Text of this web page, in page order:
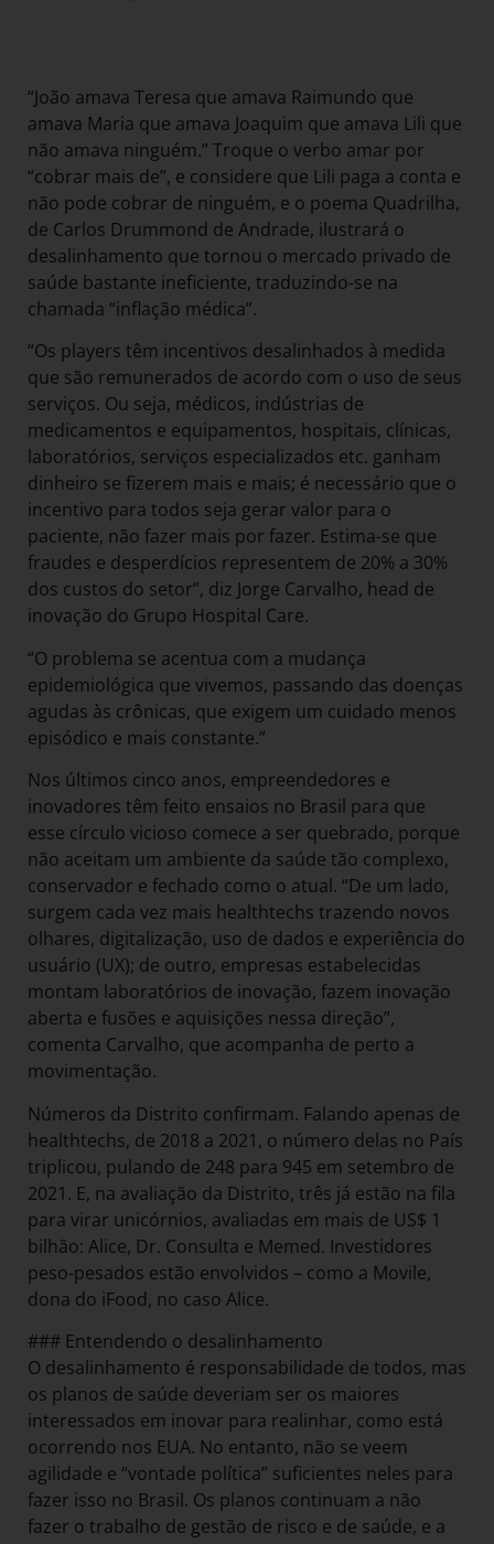
“João amava Teresa que amava Raimundo que
amava Maria que amava Joaquim que amava Lili que
não amava ninguém.” Troque o verbo amar por
“cobrar mais de”, e considere que Lili paga a conta e
não pode cobrar de ninguém, e o poema Quadrilha,
de Carlos Drummond de Andrade, ilustrará o
desalinhamento que tornou o mercado privado de
saúde bastante ineficiente, traduzindo-se na
chamada “inflação médica”.
“Os players têm incentivos desalinhados à medida
que são remunerados de acordo com o uso de seus
serviços. Ou seja, médicos, indústrias de
medicamentos e equipamentos, hospitais, clínicas,
laboratórios, serviços especializados etc. ganham
dinheiro se fizerem mais e mais; é necessário que o
incentivo para todos seja gerar valor para o
paciente, não fazer mais por fazer. Estima-se que
fraudes e desperdícios representem de 20% a 30%
dos custos do setor”, diz Jorge Carvalho, head de
inovação do Grupo Hospital Care.
“O problema se acentua com a mudança
epidemiológica que vivemos, passando das doenças
agudas às crônicas, que exigem um cuidado menos
episódico e mais constante.”
Nos últimos cinco anos, empreendedores e
inovadores têm feito ensaios no Brasil para que
esse círculo vicioso comece a ser quebrado, porque
não aceitam um ambiente da saúde tão complexo,
conservador e fechado como o atual. “De um lado,
surgem cada vez mais healthtechs trazendo novos
olhares, digitalização, uso de dados e experiência do
usuário (UX); de outro, empresas estabelecidas
montam laboratórios de inovação, fazem inovação
aberta e fusões e aquisições nessa direção”,
comenta Carvalho, que acompanha de perto a
movimentação.
Números da Distrito confirmam. Falando apenas de
healthtechs, de 2018 a 2021, o número delas no País
triplicou, pulando de 248 para 945 em setembro de
2021. E, na avaliação da Distrito, três já estão na fila
para virar unicórnios, avaliadas em mais de US$ 1
bilhão: Alice, Dr. Consulta e Memed. Investidores
peso-pesados estão envolvidos – como a Movile,
dona do iFood, no caso Alice.
### Entendendo o desalinhamento
O desalinhamento é responsabilidade de todos, mas
os planos de saúde deveriam ser os maiores
interessados em inovar para realinhar, como está
ocorrendo nos EUA. No entanto, não se veem
agilidade e “vontade política” suficientes neles para
fazer isso no Brasil. Os planos continuam a não
fazer o trabalho de gestão de risco e de saúde, e a